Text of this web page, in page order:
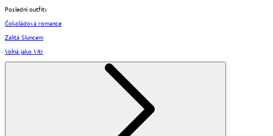
Poslední outfity
Čokoládová romance
Zalitá Sluncem
Volná jako Vítr